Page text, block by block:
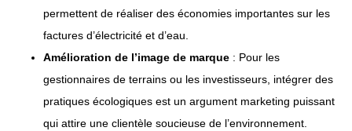
permettent de réaliser des économies importantes sur les
factures d’électricité et d’eau.
Amélioration de l’image de marque : Pour les
gestionnaires de terrains ou les investisseurs, intégrer des
pratiques écologiques est un argument marketing puissant
qui attire une clientèle soucieuse de l’environnement.